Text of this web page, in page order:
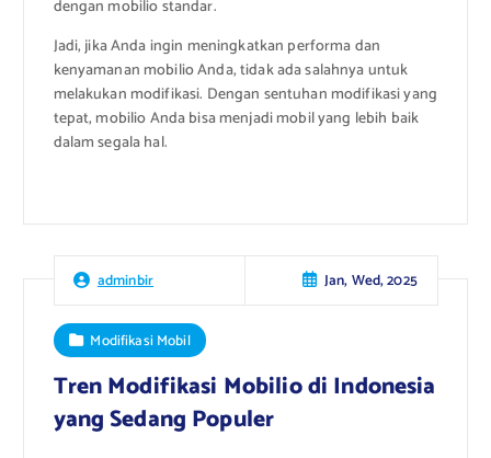
dengan mobilio standar.
Jadi, jika Anda ingin meningkatkan performa dan
kenyamanan mobilio Anda, tidak ada salahnya untuk
melakukan modifikasi. Dengan sentuhan modifikasi yang
tepat, mobilio Anda bisa menjadi mobil yang lebih baik
dalam segala hal.
adminbir Jan, Wed, 2025
Modifikasi Mobil
Tren Modifikasi Mobilio di Indonesia
yang Sedang Populer